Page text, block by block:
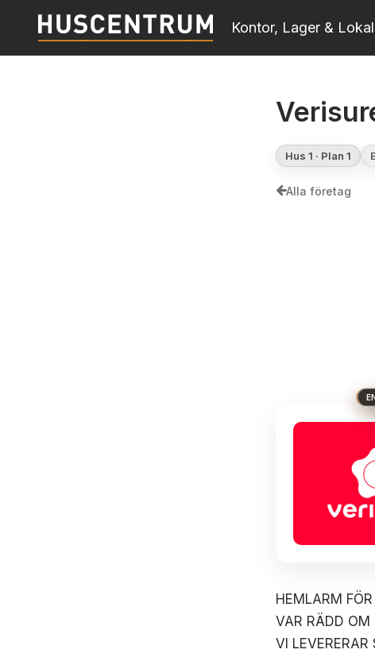
main
Kontor, Lager & Lokal
Hus 1 · Plan 1
Alla företag
HEMLARM
VAR RÄDD OM
VI LEVERERAR